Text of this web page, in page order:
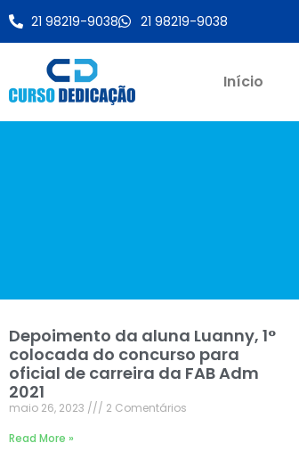
21 98219-9038 21 98219-9038
Início
Depoimento da aluna Luanny, 1°
colocada do concurso para
oficial de carreira da FAB Adm
2021
maio 26, 2023
2 Comentários
Read More »